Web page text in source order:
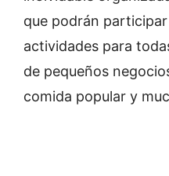
que podrán
actividades para
de pequeños
comida popular y